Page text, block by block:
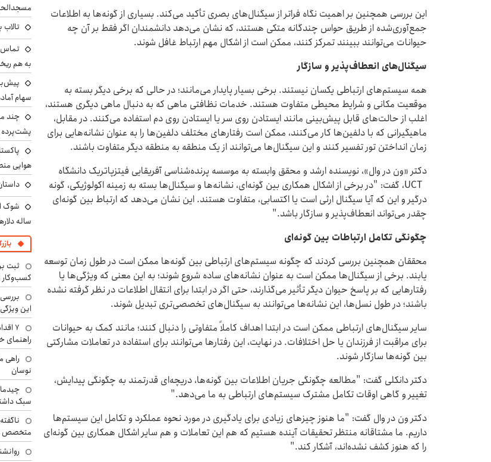
این بررسی همچنین بر اهمیت نگاه فراتر از سیگنال‌های بصری تأکید می‌کند. بسیاری از گونه‌ها به اطلاعات
جمع‌آوری‌شده از طریق حواس چندگانه متکی هستند، که نشان می‌دهد دانشمندان اگر فقط بر آن چه
حیوانات می‌توانند ببینند تمرکز کنند، ممکن است از اشکال مهم ارتباط غافل شوند.
سیگنال‌های انعطاف‌پذیر و سازگار
همه سیستم‌های ارتباطی یکسان نیستند. برخی بسیار پایدار می‌مانند؛ در حالی که برخی دیگر بسته به
موقعیت مکانی و شرایط محیطی متفاوت هستند. خدمات نظافتی ماهی که به دنبال ماهی دیگری هستند،
اغلب از حالت‌های قابل پیش‌بینی مانند ایستادن روی سر یا ایستادن روی دم استفاده می‌کنند. در مقابل،
ماهیگیرانی که با دلفین‌ها کار می‌کنند، ممکن است رفتارهای مختلف دلفین‌ها را به عنوان نشانه‌هایی برای
زمان انداختن تور تفسیر کنند و این سیگنال‌ها می‌توانند از یک منطقه به منطقه دیگر متفاوت باشند.
دکتر «ون در وال»، نویسنده ارشد و محقق وابسته به موسسه پرنده‌شناسی آفریقایی فیتزپاتریک دانشگاه
UCT، گفت: "در برخی از اشکال همکاری بین گونه‌ای، نشانه‌ها و سیگنال‌ها بسته به زمینه اکولوژیکی، گونه
درگیر و این که آیا سیگنال ارثی است یا اکتسابی، متفاوت هستند. این نشان می‌دهد که ارتباط بین گونه‌ای
چقدر می‌تواند انعطاف‌پذیر و سازگار باشد."
چگونگی تکامل ارتباطات بین گونه‌ای
محققان همچنین بررسی کردند که چگونه سیستم‌های ارتباطی بین گونه‌ها ممکن است در طول زمان توسعه
یابند. برخی از سیگنال‌ها ممکن است به عنوان نشانه‌های ساده شروع شوند؛ به این معنی که ویژگی‌ها یا
رفتارهایی که بر پاسخ حیوان دیگر تأثیر می‌گذارند، حتی اگر در ابتدا برای انتقال اطلاعات در نظر گرفته نشده
باشند؛ در طول نسل‌ها، این نشانه‌ها می‌توانند به سیگنال‌های تخصصی‌تری تبدیل شوند.
سایر سیگنال‌های ارتباطی ممکن است در ابتدا اهداف کاملاً متفاوتی را دنبال کنند؛ مانند کمک به حیوانات
برای مراقبت از فرزندان یا حل اختلافات. در نهایت، این رفتارها می‌توانند برای استفاده در تعاملات مشارکتی
بین گونه‌ها سازگار شوند.
دکتر دانکلی گفت: "مطالعه چگونگی جریان اطلاعات بین گونه‌ها، دریچه‌ای قدرتمند به چگونگی پیدایش،
تغییر و گاهی اوقات تکامل مشترک سیستم‌های ارتباطی به ما می‌دهد."
دکتر ون در وال گفت: "ما هنوز چیزهای زیادی برای یادگیری در مورد نحوه عملکرد و تکامل این سیستم‌ها
داریم. ما مشتاقانه منتظر تحقیقات آینده هستیم که هم این تعاملات و هم سایر اشکال همکاری بین گونه‌ای
را که هنوز کشف نشده‌اند، آشکار کند."
تالاب
تماس
به هم
سهام
هوایی
ساله
ثبت
این
۷
راهنمای
راهی
نوسان
سبک
متخصص